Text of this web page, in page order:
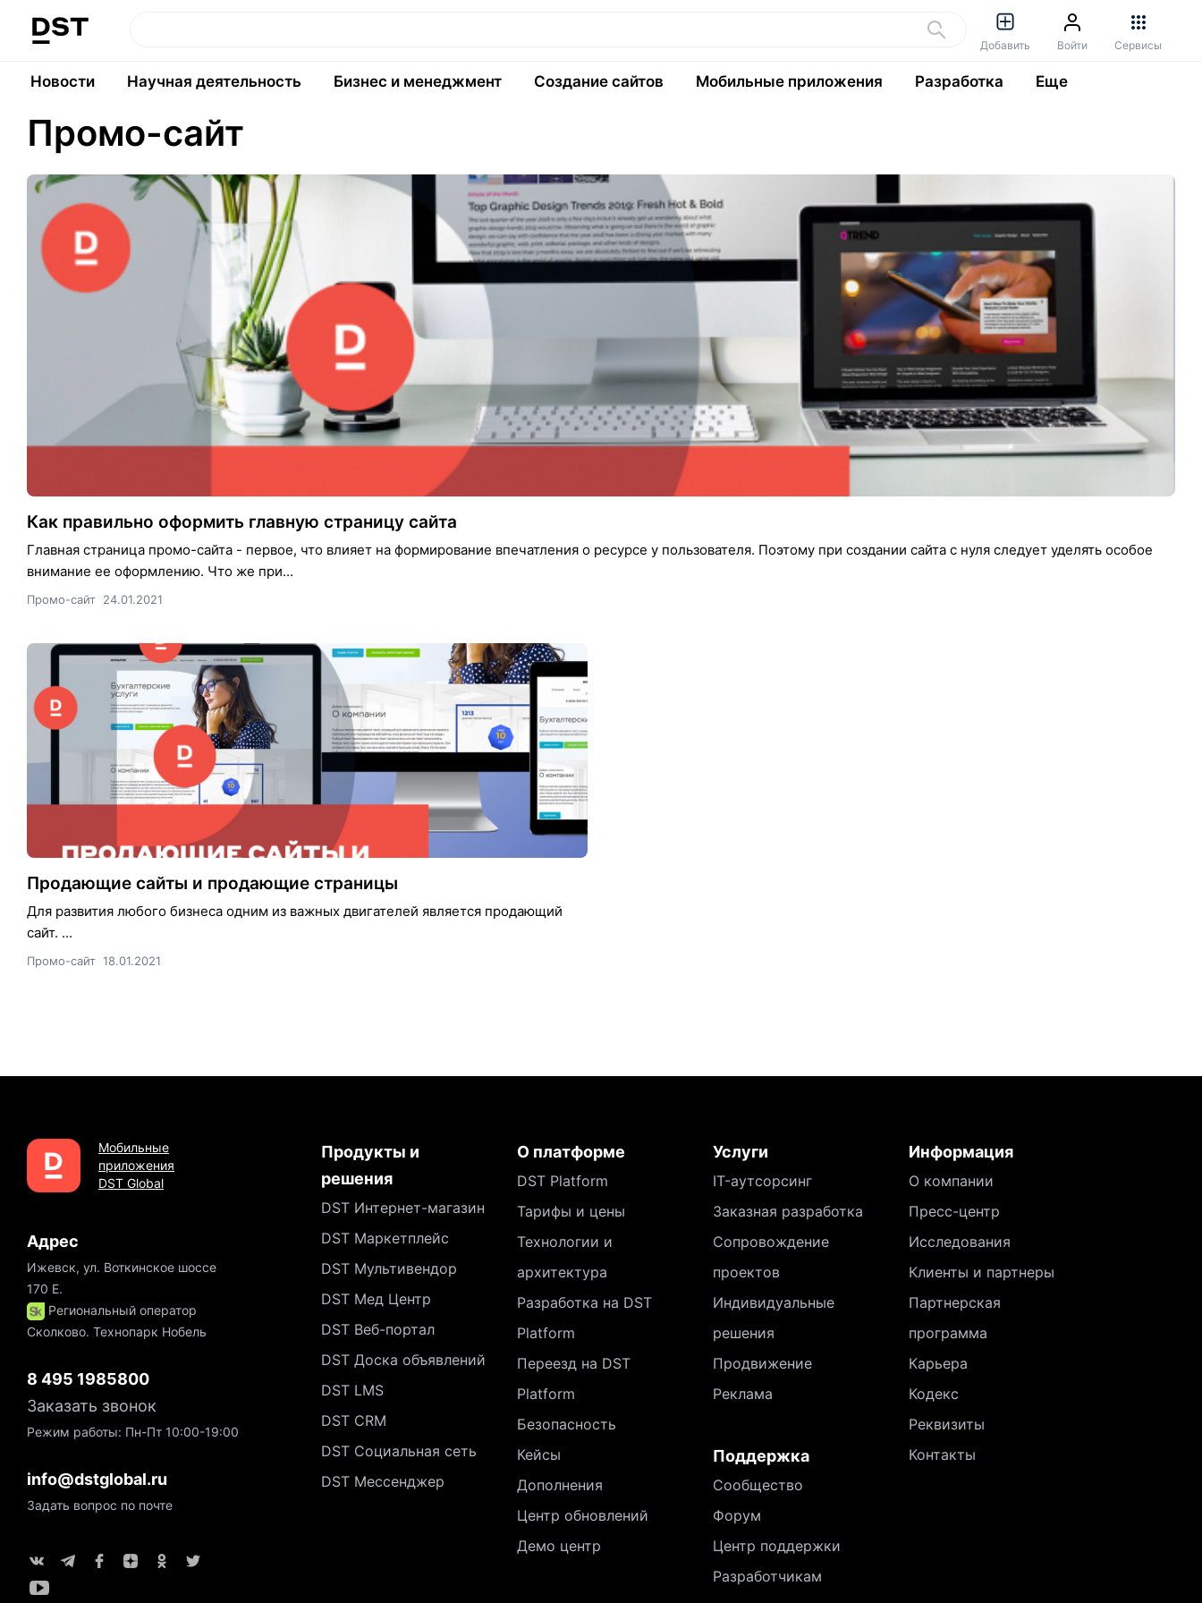
Добавить Войти Сервисы
Новости Научная деятельность Бизнес и менеджмент Создание сайтов Мобильные приложения Разработка Еще
Промо-сайт
Как правильно оформить главную страницу сайта
Главная страница промо-сайта - первое, что влияет на формирование впечатления о ресурсе у пользователя. Поэтому при создании сайта с нуля следует уделять особое
внимание ее оформлению. Что же при...
Промо-сайт 24.01.2021
Продающие сайты и продающие страницы
Для развития любого бизнеса одним из важных двигателей является продающий
сайт. ...
Промо-сайт 18.01.2021
Мобильные
приложения
DST Global
Адрес
Ижевск, ул. Воткинское шоссе
170 Е.
Региональный оператор
Сколково. Технопарк Нобель
8 495 1985800
Заказать звонок
Режим работы: Пн-Пт 10:00-19:00
info@dstglobal.ru
Задать вопрос по почте
Продукты и
решения
DST Интернет-магазин
DST Маркетплейс
DST Мультивендор
DST Мед Центр
DST Веб-портал
DST Доска объявлений
DST LMS
DST CRM
DST Социальная сеть
DST Мессенджер
О платформе
DST Platform
Тарифы и цены
Технологии и
архитектура
Разработка на DST
Platform
Переезд на DST
Platform
Безопасность
Кейсы
Дополнения
Центр обновлений
Демо центр
Услуги
IT-аутсорсинг
Заказная разработка
Сопровождение
проектов
Индивидуальные
решения
Продвижение
Реклама
Поддержка
Сообщество
Форум
Центр поддержки
Разработчикам
Информация
О компании
Пресс-центр
Исследования
Клиенты и партнеры
Партнерская
программа
Карьера
Кодекс
Реквизиты
Контакты